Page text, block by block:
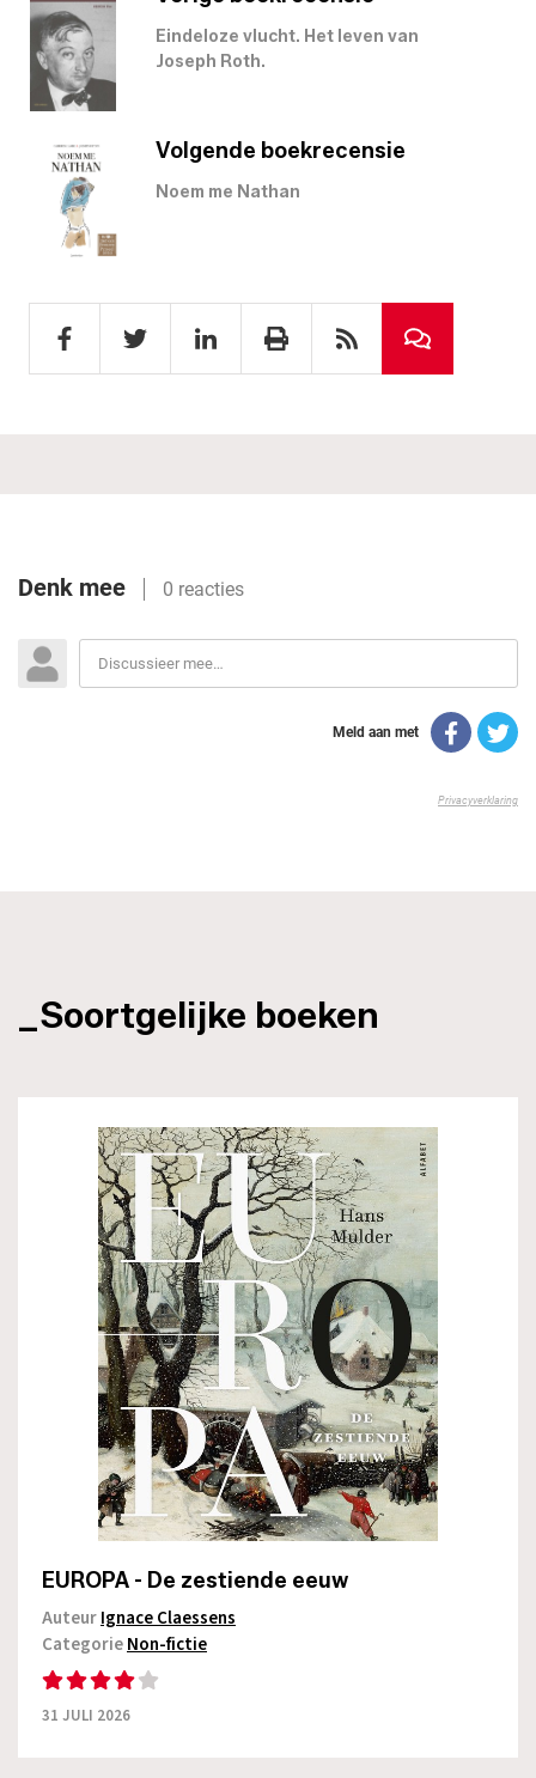
Eindeloze vlucht. Het leven van
Joseph Roth.
Volgende boekrecensie
Noem me Nathan
_Soortgelijke boeken
EUROPA - De zestiende eeuw
AuteurIgnace Claessens
CategorieNon-fictie
31 JULI 2026